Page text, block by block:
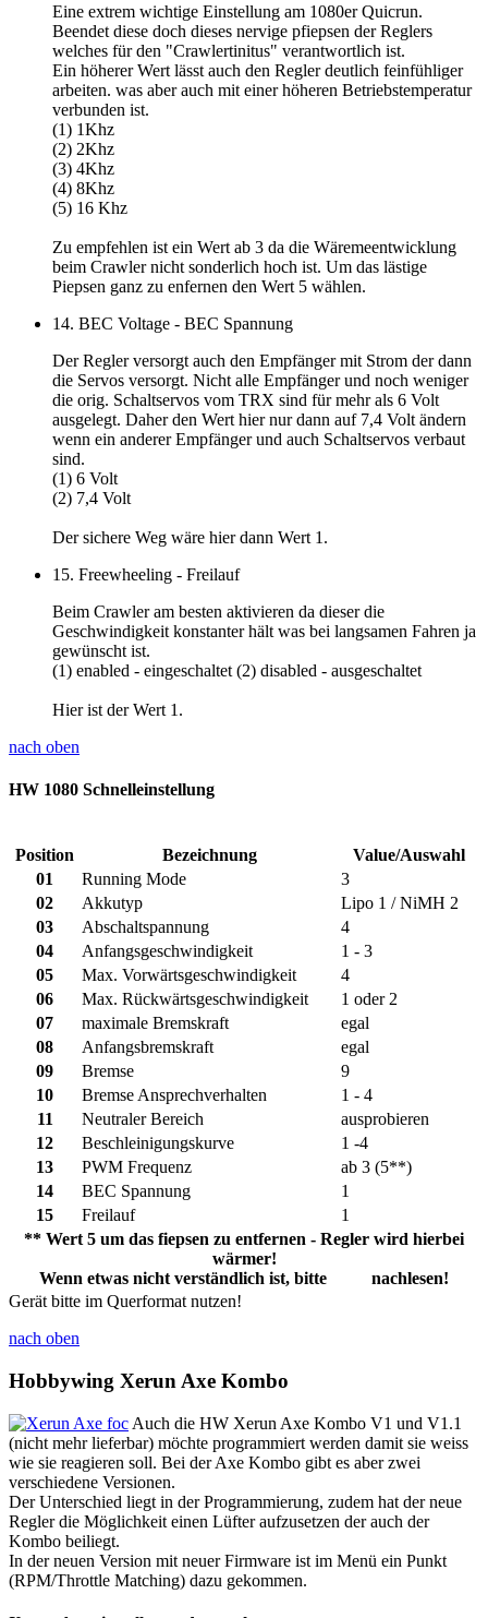
Eine extrem wichtige Einstellung am 1080er Quicrun.
Beendet diese doch dieses nervige pfiepsen der Reglers
welches für den "Crawlertinitus" verantwortlich ist.
Ein höherer Wert lässt auch den Regler deutlich feinfühliger
arbeiten. was aber auch mit einer höheren Betriebstemperatur
verbunden ist.
(1) 1Khz
(2) 2Khz
(3) 4Khz
(4) 8Khz
(5) 16 Khz
Zu empfehlen ist ein Wert ab 3 da die Wäremeentwicklung
beim Crawler nicht sonderlich hoch ist. Um das lästige
Piepsen ganz zu enfernen den Wert 5 wählen.
14. BEC Voltage - BEC Spannung
Der Regler versorgt auch den Empfänger mit Strom der dann
die Servos versorgt. Nicht alle Empfänger und noch weniger
die orig. Schaltservos vom TRX sind für mehr als 6 Volt
ausgelegt. Daher den Wert hier nur dann auf 7,4 Volt ändern
wenn ein anderer Empfänger und auch Schaltservos verbaut
sind.
(1) 6 Volt
(2) 7,4 Volt
Der sichere Weg wäre hier dann Wert 1 .
15. Freewheeling - Freilauf
Beim Crawler am besten aktivieren da dieser die
Geschwindigkeit konstanter hält was bei langsamen Fahren ja
gewünscht ist.
(1) enabled - eingeschaltet (2) disabled - ausgeschaltet
Hier ist derWert 1 .
nach oben
HW 1080 Schnelleinstellung
Position Bezeichnung Value/Auswahl
** Wert 5 um das fiepsen zu entfernen - Regler wird hierbei
wärmer!
Wenn etwas nicht verständlich ist, bitte
nachlesen!
01 Running Mode
3
02
Akkutyp
Lipo 1 / NiMH 2
03
Abschaltspannung
4
04
Anfangsgeschwindigkeit
1 - 3
05
Max. Vorwärtsgeschwindigkeit
4
06
Max. Rückwärtsgeschwindigkeit
1 oder 2
07
maximale Bremskraft
egal
08
Anfangsbremskraft
egal
09
Bremse
9
10
Bremse Ansprechverhalten
1 - 4
11
Neutraler Bereich
ausprobieren
12
Beschleinigungskurve
1 -4
13
PWM Frequenz
ab 3 (5**)
14
BEC Spannung
1
15
Freilauf 1
Gerät bitte im Querformat nutzen!
nach oben
Hobbywing Xerun Axe Kombo
Auch die HW Xerun Axe Kombo V1 und V1.1
(nicht mehr lieferbar) möchte programmiert werden damit sie weiss
wie sie reagieren soll. Bei der Axe Kombo gibt es aber zwei
verschiedene Versionen.
Der Unterschied liegt in der Programmierung, zudem hat der neue
Regler die Möglichkeit einen Lüfter aufzusetzen der auch der
Kombo beiliegt.
In der neuen Version mit neuer Firmware ist im Menü ein Punkt
(RPM/Throttle Matching) dazu gekommen.